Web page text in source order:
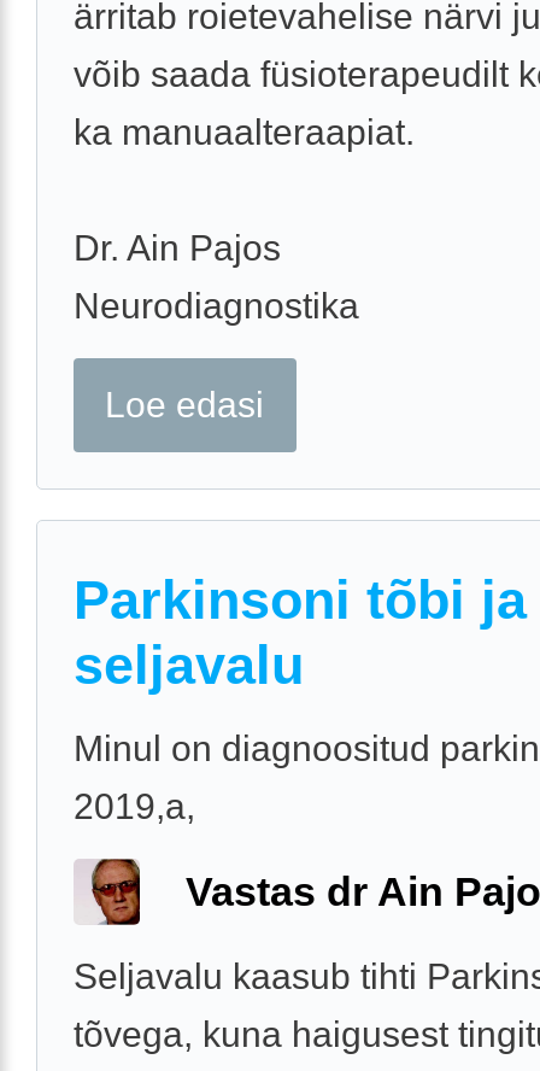
ärritab roietevahelise närvi
võib saada füsioterapeudilt
ka manuaalteraapiat.
Dr. Ain Pajos
Neurodiagnostika
Loe edasi
Parkinsoni tõbi ja
seljavalu
Minul on diagnoositud
2019,a,
Vastas dr Ain
Seljavalu kaasub tihti
tõvega, kuna haigusest